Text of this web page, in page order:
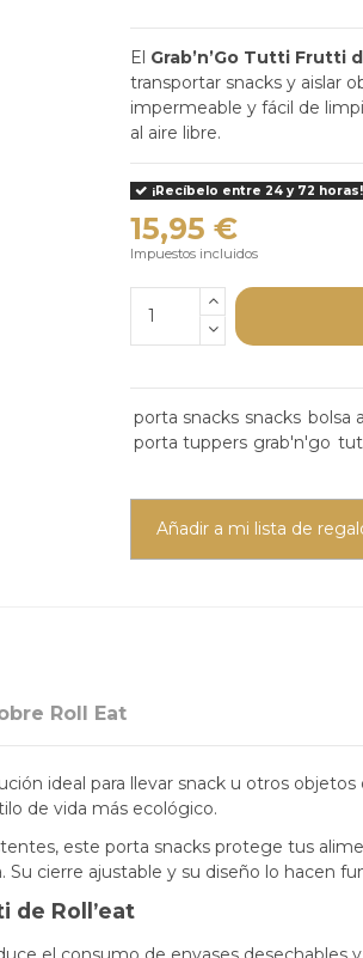
El Grab’n’Go Tutti Frutti
transportar snacks y aislar
impermeable y fácil de
al aire libre.
¡Recíbelo entre 24 y 72 horas!
15,95 €
Impuestos incluidos
porta snacks snacks bolsa
porta tuppers grab'n'go
Añadir a mi lista de
Roll Eat
ideal para llevar snack u otros
de vida más ecológico.
este porta snacks protege tus
cierre ajustable y su diseño lo hacen
de Roll’eat